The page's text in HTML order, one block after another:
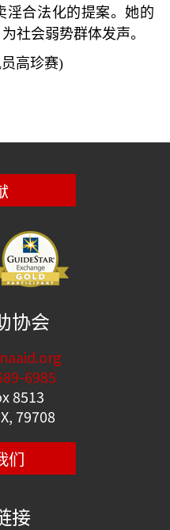
淫合法化的提案。她的
社会弱势群体发声。
高珍赛)
协会
6985
8513
79708
们
接